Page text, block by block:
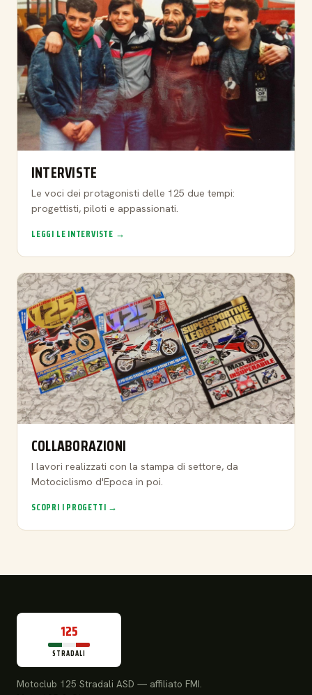
INTERVISTE
Le voci dei protagonisti delle 125 due tempi:
progettisti, piloti e appassionati.
LEGGI LE INTERVISTE →
COLLABORAZIONI
I lavori realizzati con la stampa di settore, da
Motociclismo d'Epoca in poi.
SCOPRI I PROGETTI →
125
STRADALI
Motoclub 125 Stradali ASD — affiliato FMI.